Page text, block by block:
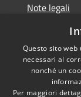
Note legali
Questo sito
necessari al
nonché un
Per maggiori